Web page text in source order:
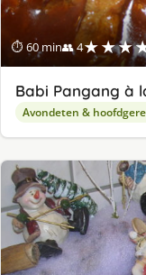
⏱ 60 min👥 4
Babi Pangang à
Avondeten &